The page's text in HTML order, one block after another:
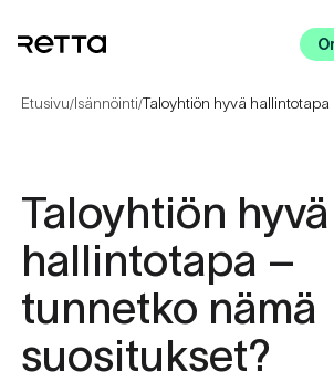
Etusivu/Isännöinti/
Taloyhtiön hyvä
hallintotapa –
tunnetko nämä
suositukset?